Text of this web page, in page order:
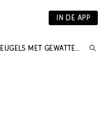
IN DE APP
MINIMIZER BH ZONDER BEUGELS MET GEWATTEERDE BANDJES